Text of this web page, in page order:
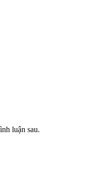
luận sau.